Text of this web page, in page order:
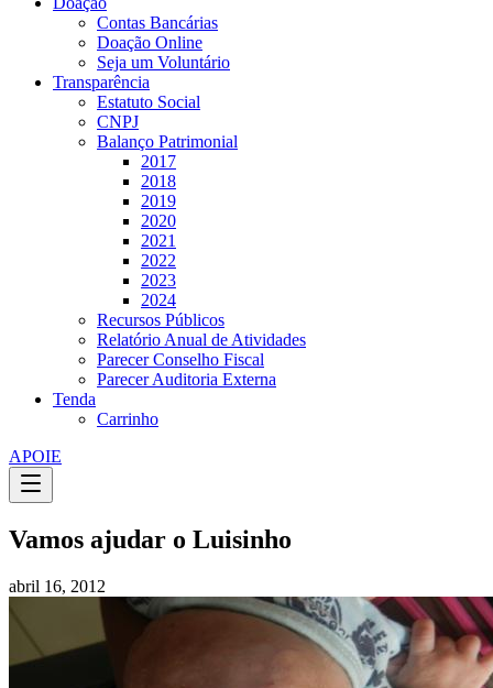
Contas Bancárias
Doação Online
Seja um Voluntário
Transparência
Estatuto Social
CNPJ
Balanço Patrimonial
2017
2018
2019
2020
2021
2022
2023
2024
Recursos Públicos
Relatório Anual de Atividades
Parecer Conselho Fiscal
Parecer Auditoria Externa
Tenda
Carrinho
APOIE
Vamos ajudar o Luisinho
abril 16, 2012